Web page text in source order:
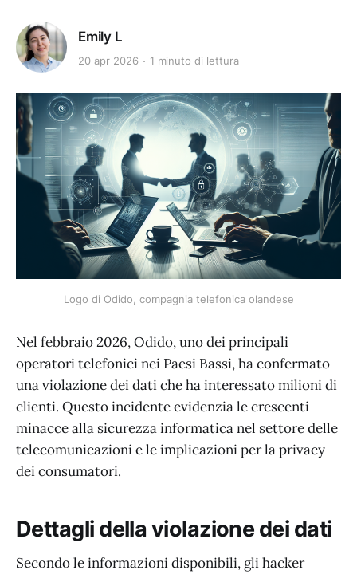
Emily L
20 apr 2026 1 minuto di lettura
Logo di Odido, compagnia telefonica olandese
Nel febbraio 2026, Odido, uno dei principali
operatori telefonici nei Paesi Bassi, ha confermato
una violazione dei dati che ha interessato milioni di
clienti. Questo incidente evidenzia le crescenti
minacce alla sicurezza informatica nel settore delle
telecomunicazioni e le implicazioni per la privacy
dei consumatori.
Dettagli della violazione dei dati
Secondo le informazioni disponibili, gli hacker